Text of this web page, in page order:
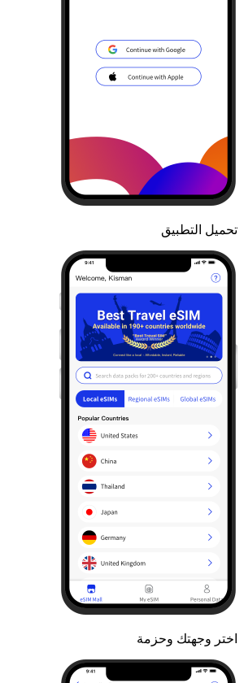
تحميل التطبيق
اختر وجهتك وحزمة